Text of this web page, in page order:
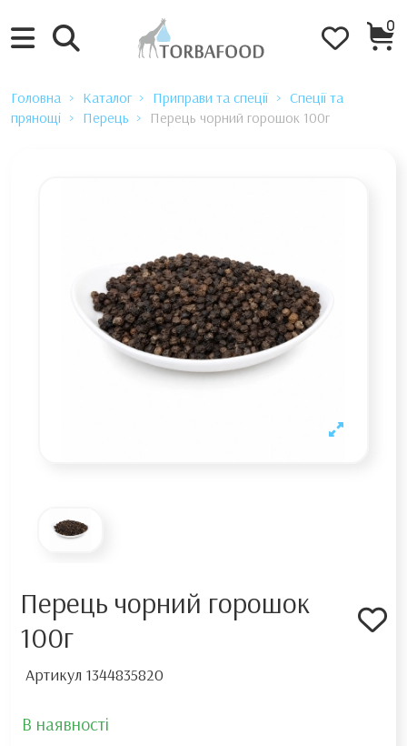
0
Головна Каталог Приправи та спеції
Спеції та
прянощі
Перець Перець чорний горошок 100г
Перець чорний горошок
100г
Артикул 1344835820
В наявності